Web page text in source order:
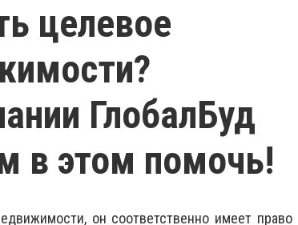
целевое
ГлобалБуд
в этом помочь!
он соответственно имеет право